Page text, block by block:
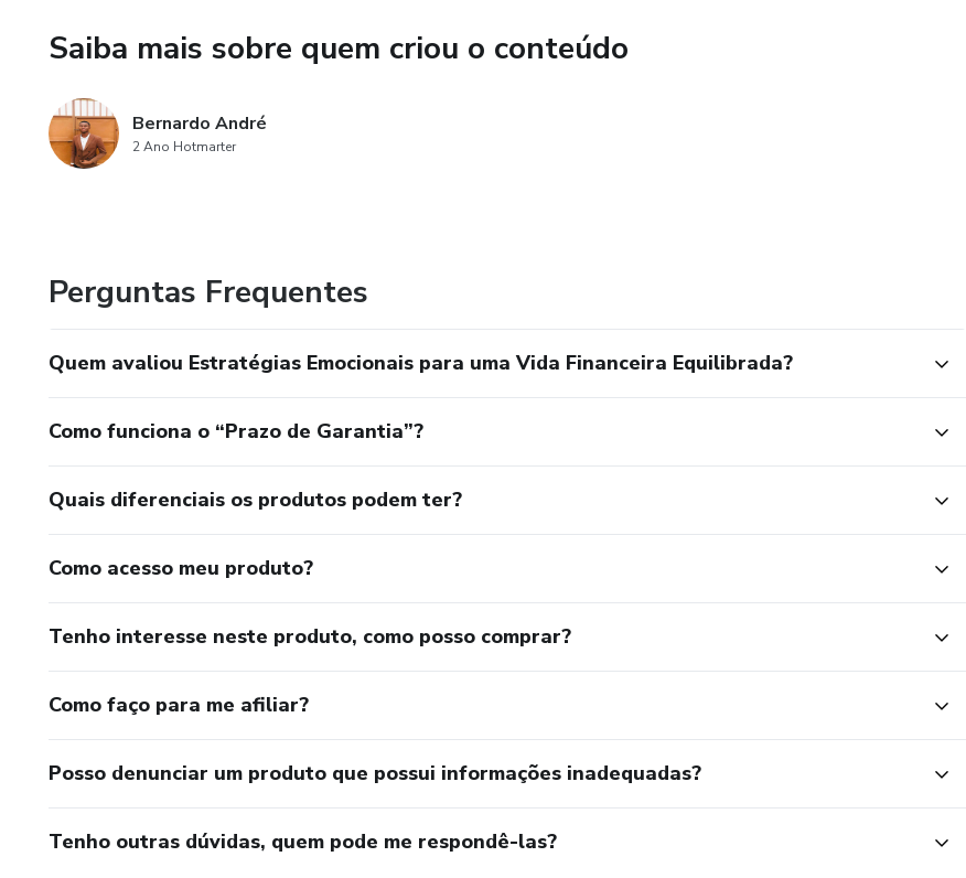
Saiba mais sobre quem criou o conteúdo
Bernardo André
2 Ano Hotmarter
Perguntas Frequentes
Quem avaliou Estratégias Emocionais para uma Vida Financeira Equilibrada?
Como funciona o “Prazo de Garantia”?
Quais diferenciais os produtos podem ter?
Como acesso meu produto?
Tenho interesse neste produto, como posso comprar?
Como faço para me afiliar?
Posso denunciar um produto que possui informações inadequadas?
Tenho outras dúvidas, quem pode me respondê-las?